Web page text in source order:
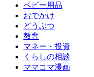
ベビー用品
おでかけ
どうぶつ
教育
マネー・投資
くらしの相談
ママコマ漫画